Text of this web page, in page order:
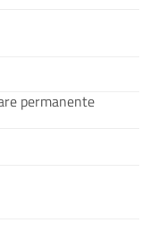
permanente